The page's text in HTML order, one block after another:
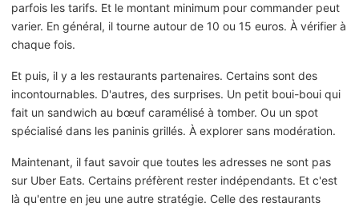
parfois les tarifs. Et le montant minimum pour commander peut
varier. En général, il tourne autour de 10 ou 15 euros. À vérifier à
chaque fois.
Et puis, il y a les restaurants partenaires. Certains sont des
incontournables. D'autres, des surprises. Un petit boui-boui qui
fait un sandwich au bœuf caramélisé à tomber. Ou un spot
spécialisé dans les paninis grillés. À explorer sans modération.
Maintenant, il faut savoir que toutes les adresses ne sont pas
sur Uber Eats. Certains préfèrent rester indépendants. Et c'est
là qu'entre en jeu une autre stratégie. Celle des restaurants